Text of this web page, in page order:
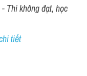
Thi không đạt, học
tiết